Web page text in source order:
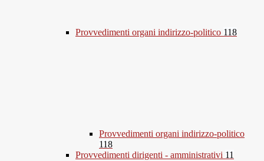
Provvedimenti organi indirizzo-politico 118
Provvedimenti organi indirizzo-politico
118
Provvedimenti dirigenti - amministrativi 11